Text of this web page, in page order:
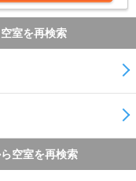
室を再検索
空室を再検索